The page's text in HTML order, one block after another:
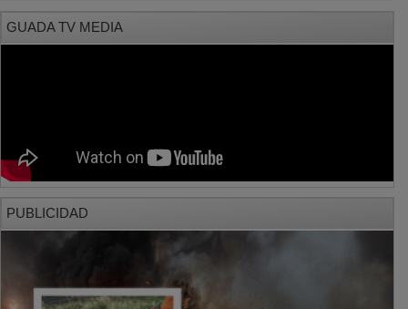
GUADA TV MEDIA
PUBLICIDAD